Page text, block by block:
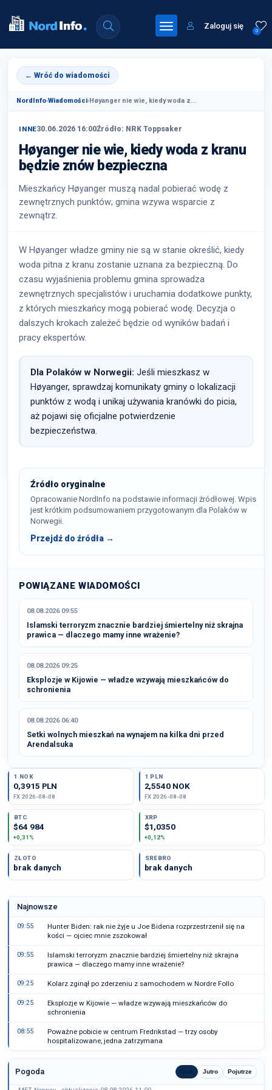
0
Zaloguj się
← Wróć do wiadomości
NordInfo›Wiadomości›Høyanger nie wie, kiedy woda z...
INNE30.06.2026 16:00Źródło: NRK Toppsaker
Høyanger nie wie, kiedy woda z kranu
będzie znów bezpieczna
Mieszkańcy Høyanger muszą nadal pobierać wodę z
zewnętrznych punktów; gmina wzywa wsparcie z
zewnątrz.
W Høyanger władze gminy nie są w stanie określić, kiedy
woda pitna z kranu zostanie uznana za bezpieczną. Do
czasu wyjaśnienia problemu gmina sprowadza
zewnętrznych specjalistów i uruchamia dodatkowe punkty,
z których mieszkańcy mogą pobierać wodę. Decyzja o
dalszych krokach zależeć będzie od wyników badań i
pracy ekspertów.
Dla Polaków w Norwegii: Jeśli mieszkasz w
Høyanger, sprawdzaj komunikaty gminy o lokalizacji
punktów z wodą i unikaj używania kranówki do picia,
aż pojawi się oficjalne potwierdzenie
bezpieczeństwa.
Źródło oryginalne
Opracowanie NordInfo na podstawie informacji źródłowej. Wpis
jest krótkim podsumowaniem przygotowanym dla Polaków w
Norwegii.
Przejdź do źródła →
POWIĄZANE WIADOMOŚCI
08.08.2026 09:55
Islamski terroryzm znacznie bardziej śmiertelny niż skrajna
prawica — dlaczego mamy inne wrażenie?
08.08.2026 09:25
Eksplozje w Kijowie — władze wzywają mieszkańców do
schronienia
08.08.2026 06:40
Setki wolnych mieszkań na wynajem na kilka dni przed
Arendalsuka
1 NOK
0,3915 PLN
FX 2026-08-08
1 PLN
2,5540 NOK
FX 2026-08-08
BTC
$64 984
+0,31%
XRP
$1,0350
+0,12%
ZŁOTO
brak danych
SREBRO
brak danych
Najnowsze
09:55
Hunter Biden: rak nie żyje u Joe Bidena rozprzestrzenił się na
kości — ojciec mnie zszokował
09:55
Islamski terroryzm znacznie bardziej śmiertelny niż skrajna
prawica — dlaczego mamy inne wrażenie?
09:25 Kolarz zginął po zderzeniu z samochodem w Nordre Follo
09:25
Eksplozje w Kijowie — władze wzywają mieszkańców do
schronienia
08:55
Poważne pobicie w centrum Fredrikstad — trzy osoby
hospitalizowane, jedna zatrzymana
Pogoda Dziś Jutro Pojutrze